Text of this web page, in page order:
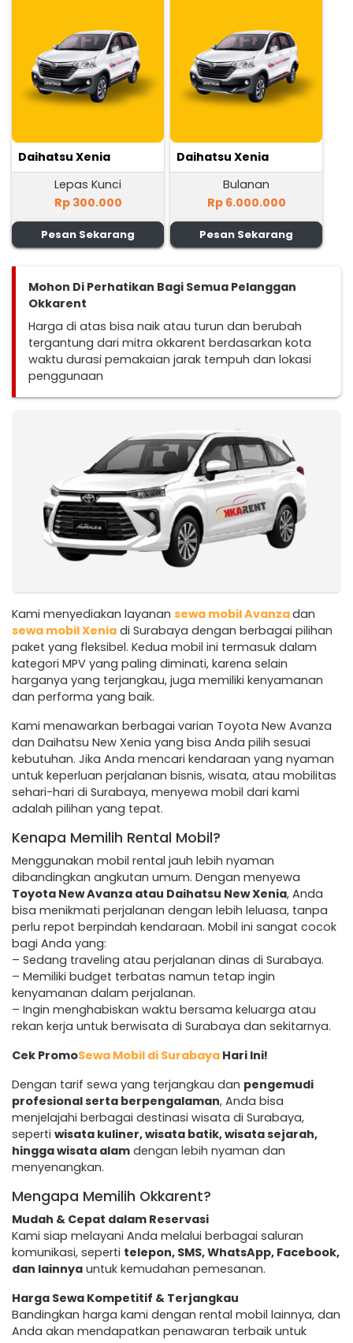
Daihatsu Xenia
Lepas Kunci
Rp 300.000
Pesan Sekarang
Daihatsu Xenia
Bulanan
Rp 6.000.000
Pesan Sekarang
Mohon Di Perhatikan Bagi Semua Pelanggan
Okkarent
Harga di atas bisa naik atau turun dan berubah
tergantung dari mitra okkarent berdasarkan kota
waktu durasi pemakaian jarak tempuh dan lokasi
penggunaan
Kami menyediakan layanan sewa mobil Avanzadan
sewa mobil Xenia di Surabaya dengan berbagai pilihan
paket yang fleksibel. Kedua mobil ini termasuk dalam
kategori MPV yang paling diminati, karena selain
harganya yang terjangkau, juga memiliki kenyamanan
dan performa yang baik.
Kami menawarkan berbagai varian Toyota New Avanza
dan Daihatsu New Xenia yang bisa Anda pilih sesuai
kebutuhan. Jika Anda mencari kendaraan yang nyaman
untuk keperluan perjalanan bisnis, wisata, atau mobilitas
sehari-hari di Surabaya, menyewa mobil dari kami
adalah pilihan yang tepat.
Kenapa Memilih Rental Mobil?
Menggunakan mobil rental jauh lebih nyaman
dibandingkan angkutan umum. Dengan menyewa
Toyota New Avanza atau Daihatsu New Xenia, Anda
bisa menikmati perjalanan dengan lebih leluasa, tanpa
perlu repot berpindah kendaraan. Mobil ini sangat cocok
bagi Anda yang:
– Sedang traveling atau perjalanan dinas di Surabaya.
– Memiliki budget terbatas namun tetap ingin
kenyamanan dalam perjalanan.
– Ingin menghabiskan waktu bersama keluarga atau
rekan kerja untuk berwisata di Surabaya dan sekitarnya.
Cek PromoSewa Mobil di Surabaya Hari Ini!
Dengan tarif sewa yang terjangkau dan pengemudi
profesional serta berpengalaman, Anda bisa
menjelajahi berbagai destinasi wisata di Surabaya,
seperti wisata kuliner, wisata batik, wisata sejarah,
hingga wisata alam dengan lebih nyaman dan
menyenangkan.
Mengapa Memilih Okkarent?
Mudah & Cepat dalam Reservasi
Kami siap melayani Anda melalui berbagai saluran
komunikasi, seperti telepon, SMS, WhatsApp, Facebook,
dan lainnya untuk kemudahan pemesanan.
Harga Sewa Kompetitif & Terjangkau
Bandingkan harga kami dengan rental mobil lainnya, dan
Anda akan mendapatkan penawaran terbaik untuk